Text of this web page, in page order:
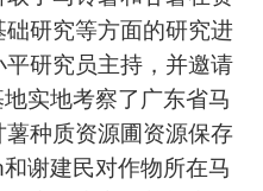
研究等方面的研究进
研究员主持，并邀请
实地考察了广东省马
种质资源圃资源保存
谢建民对作物所在马